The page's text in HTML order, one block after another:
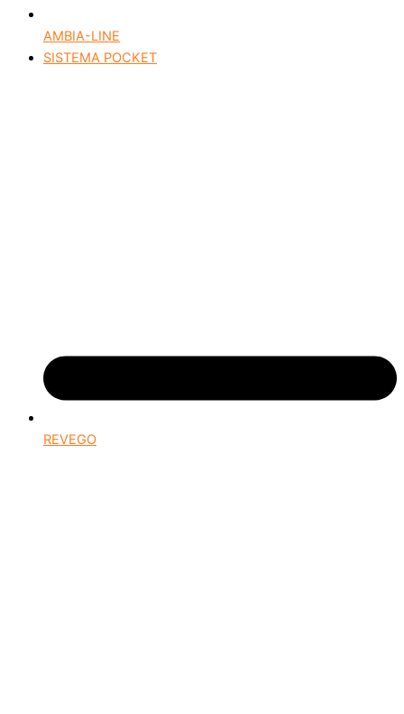
AMBIA-LINE
SISTEMA POCKET
REVEGO